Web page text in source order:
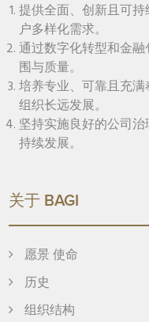
提供全面、创新且可
户多样化需求。
通过数字化转型和金
围与质量。
培养专业、可靠且充
组织长远发展。
坚持实施良好的公司
持续发展。
关于 BAGI
愿景 使命
历史
组织结构